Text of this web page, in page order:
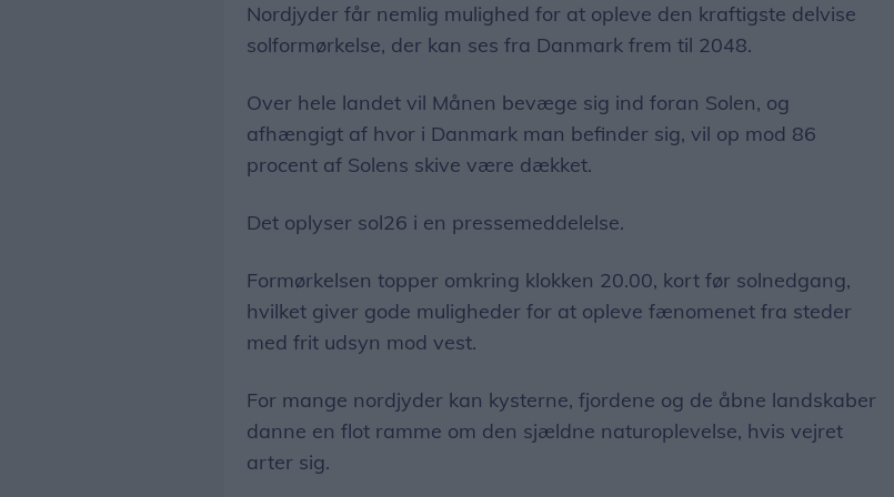
Nordjyder får nemlig mulighed for at opleve den kraftigste delvise
solformørkelse, der kan ses fra Danmark frem til 2048.
Over hele landet vil Månen bevæge sig ind foran Solen, og
afhængigt af hvor i Danmark man befinder sig, vil op mod 86
procent af Solens skive være dækket.
Det oplyser sol26 i en pressemeddelelse.
Formørkelsen topper omkring klokken 20.00, kort før solnedgang,
hvilket giver gode muligheder for at opleve fænomenet fra steder
med frit udsyn mod vest.
For mange nordjyder kan kysterne, fjordene og de åbne landskaber
danne en flot ramme om den sjældne naturoplevelse, hvis vejret
arter sig.